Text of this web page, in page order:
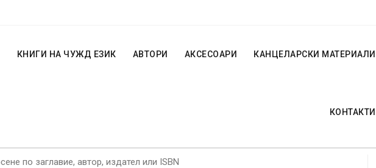
КНИГИ НА ЧУЖД ЕЗИК АВТОРИ АКСЕСОАРИ КАНЦЕЛАРСКИ МАТЕРИАЛИ
КОНТАКТИ